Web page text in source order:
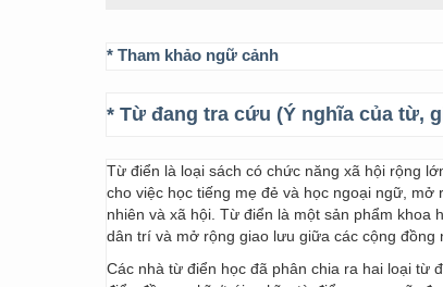
* Tham khảo ngữ cảnh
* Từ đang tra cứu (Ý nghĩa của từ,
Từ điển là loại sách có chức năng xã hội rộng
cho việc học tiếng mẹ đẻ và học ngoại ngữ,
nhiên và xã hội. Từ điển là một sản phẩm khoa
dân trí và mở rộng giao lưu giữa các cộng đồng
Các nhà từ điển học đã phân chia ra hai loại từ